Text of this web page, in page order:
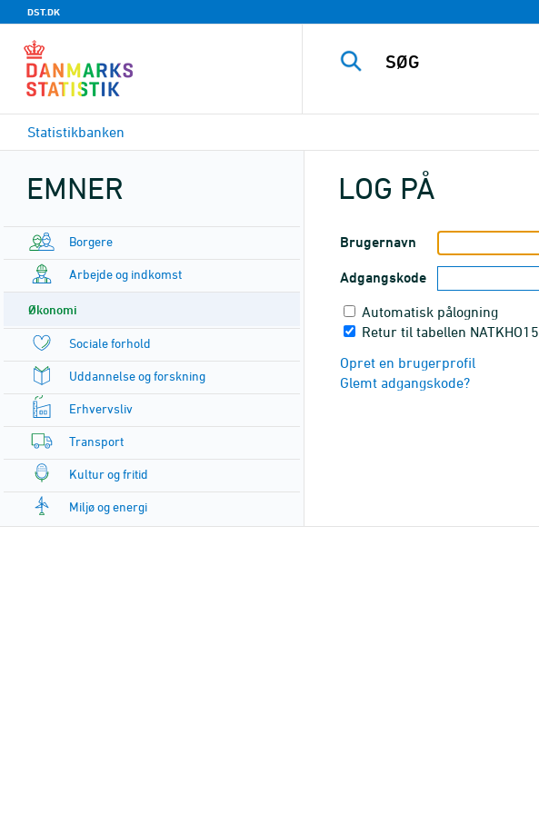
DST.DK
Statistikbanken
EMNER
Borgere
Arbejde og indkomst
Økonomi
Sociale forhold
Uddannelse og forskning
Erhvervsliv
Transport
Kultur og fritid
Miljø og energi
LOG PÅ
Brugernavn
Adgangskode
Automatisk pålogning
Retur til tabellen NATKHO15
Opret en brugerprofil
Glemt adgangskode?